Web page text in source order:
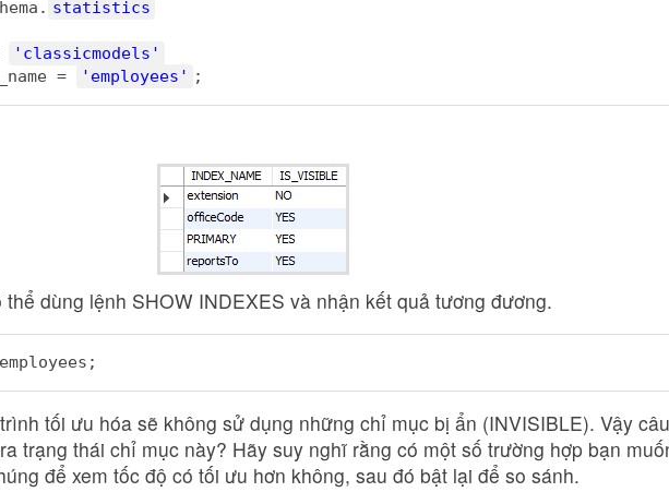
statistics
'classicmodels'
= 'employees' ;
dùng lệnh SHOW INDEXES và nhận kết quả tương đương.
employees;
tối ưu hóa sẽ không sử dụng những chỉ mục bị ẩn (INVISIBLE). Vậy
trạng thái chỉ mục này? Hãy suy nghĩ rằng có một số trường hợp bạn
để xem tốc độ có tối ưu hơn không, sau đó bật lại để so sánh.